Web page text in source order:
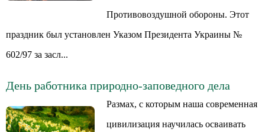
Противовоздушной обороны. Этот
праздник был установлен Указом Президента Украины №
602/97 за засл...
День работника природно-заповедного дела
Размах, с которым наша современная
цивилизация научилась осваивать